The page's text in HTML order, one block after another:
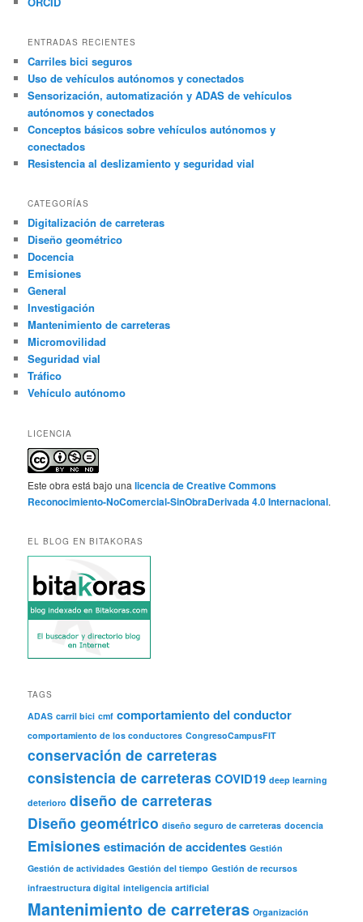
ENTRADAS RECIENTES
Carriles bici seguros
Uso de vehículos autónomos y conectados
Sensorización, automatización y ADAS de vehículos
autónomos y conectados
Conceptos básicos sobre vehículos autónomos y
conectados
Resistencia al deslizamiento y seguridad vial
CATEGORÍAS
Digitalización de carreteras
Diseño geométrico
Docencia
Emisiones
General
Investigación
Mantenimiento de carreteras
Micromovilidad
Seguridad vial
Tráfico
Vehículo autónomo
LICENCIA
Este obra está bajo unalicencia de Creative Commons
Reconocimiento-NoComercial-SinObraDerivada 4.0 Internacional.
EL BLOG EN BITAKORAS
TAGS
ADAS carril bici cmf comportamiento del conductor
comportamiento de los conductores CongresoCampusFIT
conservación de carreteras
consistencia de carreteras COVID19 deep learning
deterioro diseño de carreteras
Diseño geométrico diseño seguro de carreteras docencia
Emisiones estimación de accidentes Gestión
Gestión de actividades Gestión del tiempo Gestión de recursos
infraestructura digital inteligencia artificial
Mantenimiento de carreteras Organización